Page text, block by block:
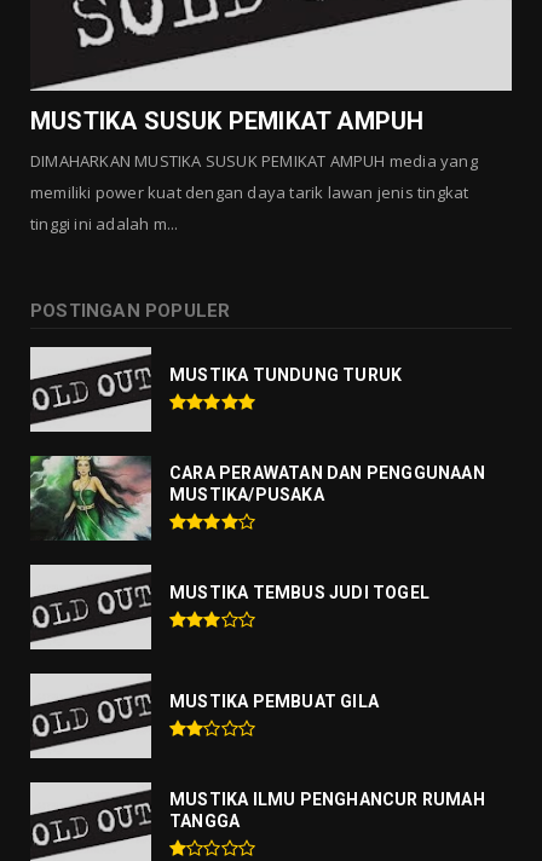
GALLERY MUSTIKA
MUSTIKA MANTRA CINTA
MUSTIKA SUSUK PEMIKAT AMPUH
DIMAHARKAN MUSTIKA SUSUK PEMIKAT AMPUH media yang
memiliki power kuat dengan daya tarik lawan jenis tingkat
tinggi ini adalah m...
POSTINGAN POPULER
MUSTIKA TUNDUNG TURUK
CARA PERAWATAN DAN PENGGUNAAN
MUSTIKA/PUSAKA
MUSTIKA TEMBUS JUDI TOGEL
MUSTIKA PEMBUAT GILA
MUSTIKA ILMU PENGHANCUR RUMAH
TANGGA